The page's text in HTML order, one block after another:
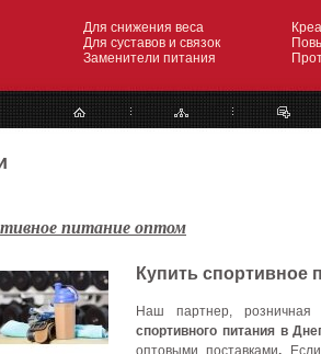
Для снижения веса
Для суставов и связок
Заменители питания
питание оптом
Купить спортивное
Наш партнер, розничная
спортивного питания в
оптовыми поставками.